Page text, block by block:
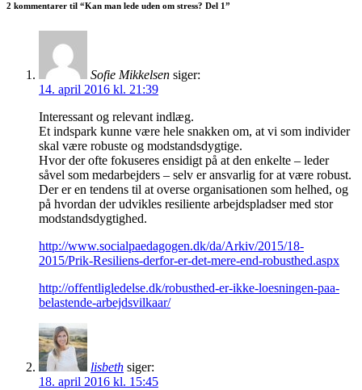
2 kommentarer til “Kan man lede uden om stress? Del 1 ”
Sofie Mikkelsen siger:
14. april 2016 kl. 21:39
Interessant og relevant indlæg.
Et indspark kunne være hele snakken om, at vi som individer
skal være robuste og modstandsdygtige.
Hvor der ofte fokuseres ensidigt på at den enkelte – leder
såvel som medarbejders – selv er ansvarlig for at være robust.
Der er en tendens til at overse organisationen som helhed, og
på hvordan der udvikles resiliente arbejdspladser med stor
modstandsdygtighed.
http://www.socialpaedagogen.dk/da/Arkiv/2015/18-
2015/Prik-Resiliens-derfor-er-det-mere-end-robusthed.aspx
http://offentligledelse.dk/robusthed-er-ikke-loesningen-paa-
belastende-arbejdsvilkaar/
lisbeth siger:
18. april 2016 kl. 15:45